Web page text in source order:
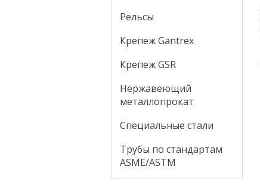
Рельсы
Крепеж Gantrex
Крепеж GSR
Нержавеющий
металлопрокат
Специальные стали
Трубы по стандартам
ASME/ASTM